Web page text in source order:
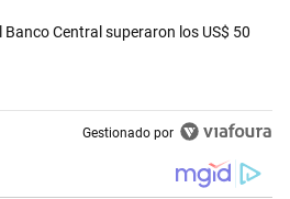
el título "Las reservas del Banco Central
Banco Central superaron los US$ 50
Gestionado por